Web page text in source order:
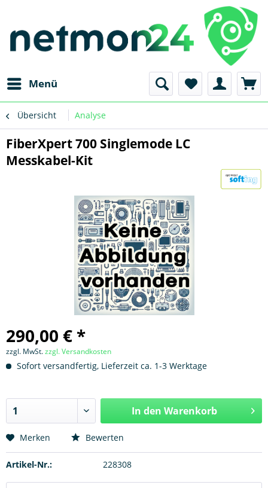
Menü
Übersicht Analyse
FiberXpert 700 Singlemode LC
Messkabel-Kit
290,00 € *
zzgl. MwSt.zzgl. Versandkosten
Sofort versandfertig, Lieferzeit ca. 1-3 Werktage
In den Warenkorb
Merken Bewerten
Artikel-Nr.: 228308